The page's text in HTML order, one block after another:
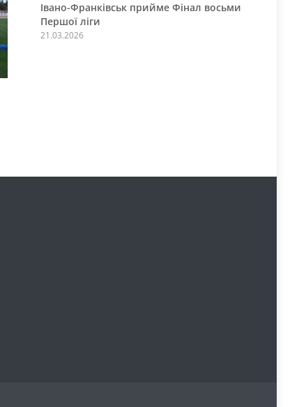
Івано-Франківськ прийме Фінал восьми
Першої ліги
21.03.2026